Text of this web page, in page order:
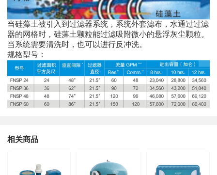
当硅藻土被引入到过滤器系统，系统外套滤布，水通过过滤
器的网格时，硅藻土颗粒能过滤吸附微小的悬浮灰尘颗粒。
当系统需要清洗时，也可以进行反冲洗。
规格型号：
相关商品